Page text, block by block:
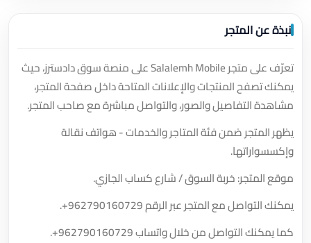
نبذة عن المتجر
تعرّف على متجر Salalemh Mobile على منصة سوق دادسترز، حيث
يمكنك تصفح المنتجات والإعلانات المتاحة داخل صفحة المتجر،
مشاهدة التفاصيل والصور، والتواصل مباشرة مع صاحب المتجر.
يظهر المتجر ضمن فئة المتاجر والخدمات - هواتف نقالة
وإكسسواراتها.
موقع المتجر: خربة السوق / شارع كساب الجازي.
يمكنك التواصل مع المتجر عبر الرقم+962790160729
.
كما يمكنك التواصل من خلال واتساب+962790160729
.